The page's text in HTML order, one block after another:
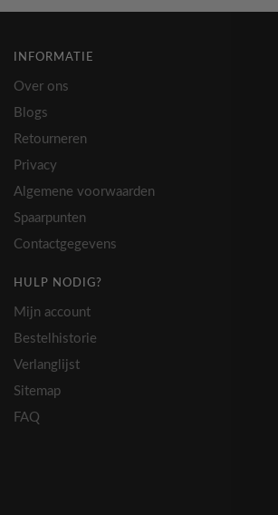
INFORMATIE
Over ons
Blogs
Retourneren
Privacy
Algemene voorwaarden
Spaarpunten
Contactgegevens
HULP NODIG?
Mijn account
Bestelhistorie
Verlanglijst
Sitemap
FAQ